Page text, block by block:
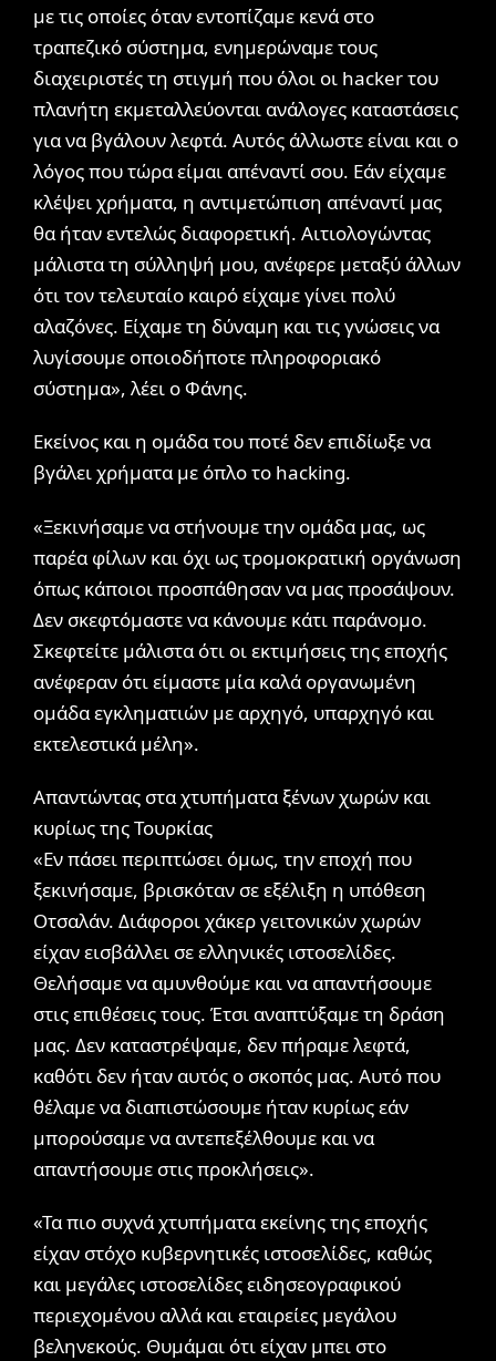
με τις οποίες όταν εντοπίζαμε κενά στο
τραπεζικό σύστημα, ενημερώναμε τους
διαχειριστές τη στιγμή που όλοι οι hacker του
πλανήτη εκμεταλλεύονται ανάλογες καταστάσεις
για να βγάλουν λεφτά. Αυτός άλλωστε είναι και ο
λόγος που τώρα είμαι απέναντί σου. Εάν είχαμε
κλέψει χρήματα, η αντιμετώπιση απέναντί μας
θα ήταν εντελώς διαφορετική. Αιτιολογώντας
μάλιστα τη σύλληψή μου, ανέφερε μεταξύ άλλων
ότι τον τελευταίο καιρό είχαμε γίνει πολύ
αλαζόνες. Είχαμε τη δύναμη και τις γνώσεις να
λυγίσουμε οποιοδήποτε πληροφοριακό
σύστημα», λέει ο Φάνης.
Εκείνος και η ομάδα του ποτέ δεν επιδίωξε να
βγάλει χρήματα με όπλο το hacking.
«Ξεκινήσαμε να στήνουμε την ομάδα μας, ως
παρέα φίλων και όχι ως τρομοκρατική οργάνωση
όπως κάποιοι προσπάθησαν να μας προσάψουν.
Δεν σκεφτόμαστε να κάνουμε κάτι παράνομο.
Σκεφτείτε μάλιστα ότι οι εκτιμήσεις της εποχής
ανέφεραν ότι είμαστε μία καλά οργανωμένη
ομάδα εγκληματιών με αρχηγό, υπαρχηγό και
εκτελεστικά μέλη».
Απαντώντας στα χτυπήματα ξένων χωρών και
κυρίως της Τουρκίας
«Εν πάσει περιπτώσει όμως, την εποχή που
ξεκινήσαμε, βρισκόταν σε εξέλιξη η υπόθεση
Οτσαλάν. Διάφοροι χάκερ γειτονικών χωρών
είχαν εισβάλλει σε ελληνικές ιστοσελίδες.
Θελήσαμε να αμυνθούμε και να απαντήσουμε
στις επιθέσεις τους. Έτσι αναπτύξαμε τη δράση
μας. Δεν καταστρέψαμε, δεν πήραμε λεφτά,
καθότι δεν ήταν αυτός ο σκοπός μας. Αυτό που
θέλαμε να διαπιστώσουμε ήταν κυρίως εάν
μπορούσαμε να αντεπεξέλθουμε και να
απαντήσουμε στις προκλήσεις».
«Τα πιο συχνά χτυπήματα εκείνης της εποχής
είχαν στόχο κυβερνητικές ιστοσελίδες, καθώς
και μεγάλες ιστοσελίδες ειδησεογραφικού
περιεχομένου αλλά και εταιρείες μεγάλου
βεληνεκούς. Θυμάμαι ότι είχαν μπει στο